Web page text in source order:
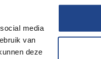
media
van
deze